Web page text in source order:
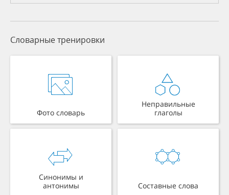
Словарные тренировки
Фото словарь
Неправильные
глаголы
Синонимы и
антонимы
Составные слова